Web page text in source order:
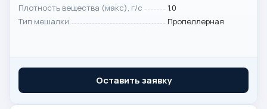
Плотность вещества (макс), г/с
1.0
Тип мешалки
Пропеллерная
Оставить заявку